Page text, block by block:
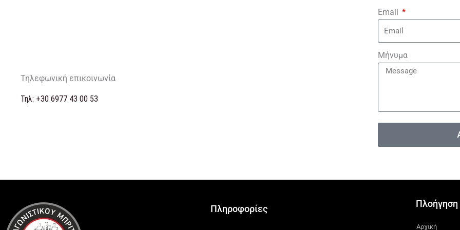
Τηλεφωνική επικοινωνία
Τηλ: +30 6977 43 00 53
Email
Μήνυμα
Πληροφορίες Πλοήγηση
Αρχική